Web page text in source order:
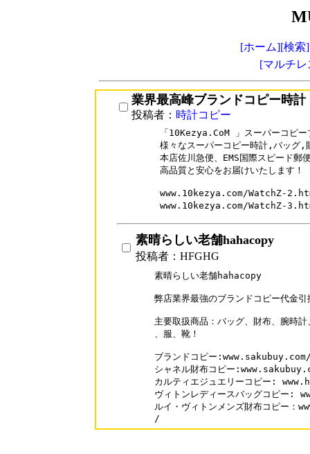
[ホーム][検索]
[マルチ
業界最高峰ブランドコピー時計
投稿者： 時計コピー
「10Kezya.CoM 」スーパーコピ
様々なスーパーコピー時計,バッグ,
本店佐川急便、EMS国際スピード郵
高品質と安心をお届けいたします！
www.10kezya.com/WatchZ-
www.10kezya.com/WatchZ-
素晴らしい老舗hahacopy
投稿者：HFGHG
素晴らしい老舗hahacopy
弊店業界最強のブランドコピー代金
主要取扱商品：バッグ、財布、腕時
、服、靴！
ブランドコピー
シャネル財布コピー
カルティエジュエリーコピー:
ヴィトンレディースバッグコピ
ルイ・ヴィトンメンズ財布コピー
/